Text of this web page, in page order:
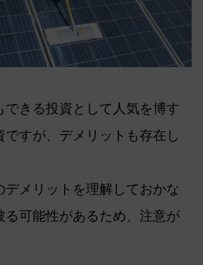
できる投資として人気を博す
ですが、デメリットも存在し
デメリットを理解しておかな
る可能性があるため、注意が